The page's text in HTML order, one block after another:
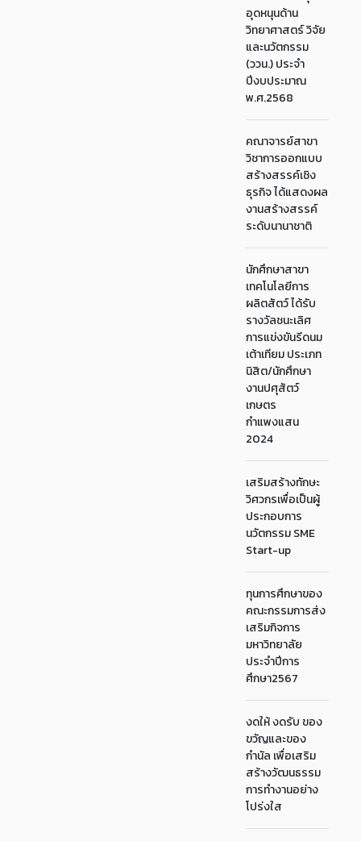
อุดหนุนด้าน
วิทยาศาสตร์ วิจัย
และนวัตกรรม
(ววน.) ประจำ
ปีงบประมาณ
พ.ศ.2568
คณาจารย์สาขา
วิชาการออกแบบ
สร้างสรรค์เชิง
ธุรกิจ ได้แสดงผล
งานสร้างสรรค์
ระดับนานาชาติ
นักศึกษาสาขา
เทคโนโลยีการ
ผลิตสัตว์ ได้รับ
รางวัลชนะเลิศ
การแข่งขันรีดนม
เต้าเทียม ประเภท
นิสิต/นักศึกษา
งานปศุสัตว์
เกษตร
กำแพงแสน
2024
เสริมสร้างทักษะ
วิศวกรเพื่อเป็นผู้
ประกอบการ
นวัตกรรม SME
Start-up
ทุนการศึกษาของ
คณะกรรมการส่ง
เสริมกิจการ
มหาวิทยาลัย
ประจำปีการ
ศึกษา2567
งดให้ งดรับ ของ
ขวัญและของ
กำนัล เพื่อเสริม
สร้างวัฒนธรรม
การทำงานอย่าง
โปร่งใส